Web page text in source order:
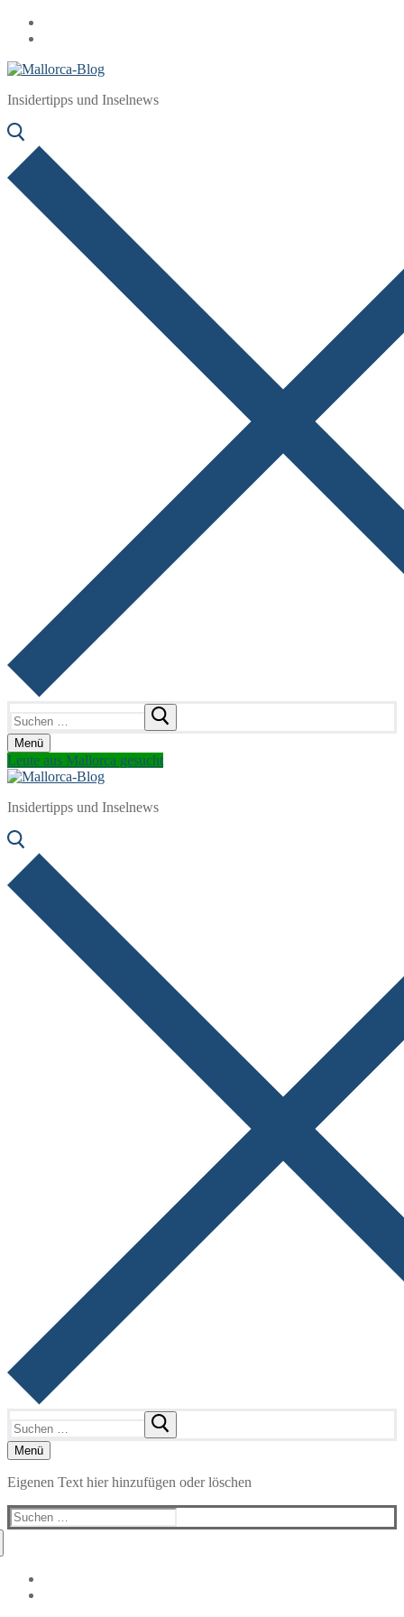
Zum
Inhalt
Menü
Schließen
Insidertipps und Inselnews
nach:
Menü
Leute aus Mallorca gesucht
Insidertipps und Inselnews
nach:
Menü
Eigenen Text hier hinzufügen oder löschen
Suchen
nach: